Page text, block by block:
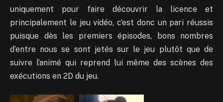
uniquement pour faire découvrir la licence et
principalement le jeu vidéo, c’est donc un pari réussis
puisque dès les premiers épisodes, bons nombres
d’entre nous se sont jetés sur le jeu plutôt que de
suivre l’animé qui reprend lui même des scènes des
exécutions en 2D du jeu.